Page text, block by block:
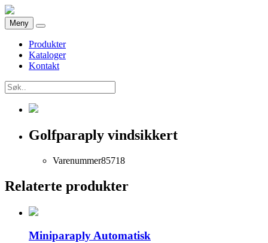
Meny
Produkter
Kataloger
Kontakt
Golfparaply vindsikkert
Varenummer85718
Relaterte produkter
Miniparaply Automatisk